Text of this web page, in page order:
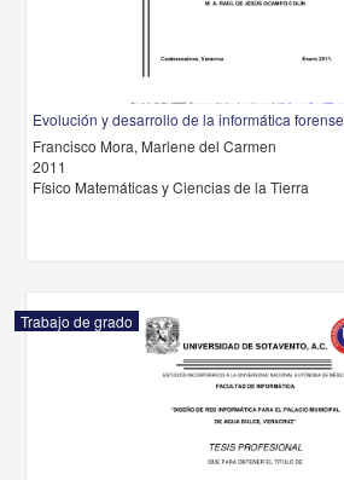
Evolución y desarrollo de la informática forense
Francisco Mora, Marlene del Carmen
2011
Físico Matemáticas y Ciencias de la Tierra
Trabajo de grado